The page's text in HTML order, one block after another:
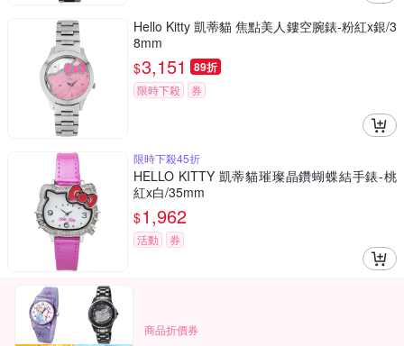
Hello Kitty 凱蒂貓 焦點美人鏤空腕錶-粉紅x銀/3
8mm
$3,151 89折
限時下殺 券
限時下殺45折
HELLO KITTY 凱蒂貓璀璨晶鑽蝴蝶結手錶-桃
紅x白/35mm
$1,962
活動 券
商品折價券